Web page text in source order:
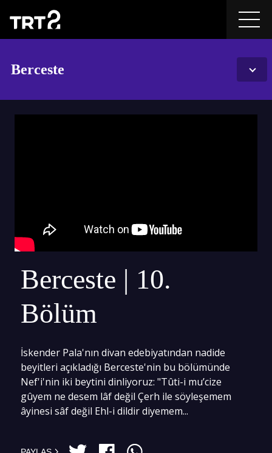
Berceste
Berceste | 10.
Bölüm
İskender Pala'nın divan edebiyatından nadide
beyitleri açıkladığı Berceste'nin bu bölümünde
Nef'i'nin iki beytini dinliyoruz: "Tûti-i mu’cize
gûyem ne desem lâf değil Çerh ile söyleşemem
âyinesi sâf değil Ehl-i dildir diyemem...